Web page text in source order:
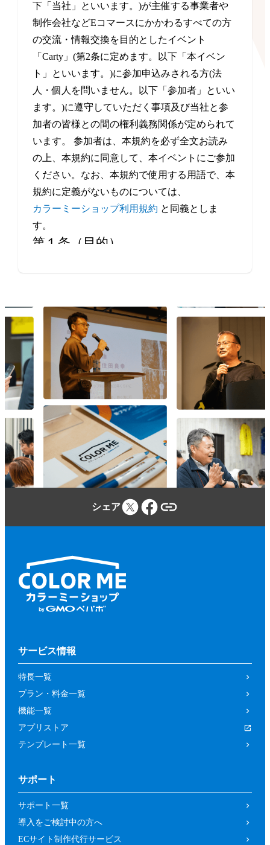
下「当社」といいます。)が主催する事業者や
制作会社などEコマースにかかわるすべての方
の交流・情報交換を目的としたイベント
「Carty」(第2条に定めます。以下「本イベン
ト」といいます。)に参加申込みされる方(法
人・個人を問いません。以下「参加者」といい
ます。)に遵守していただく事項及び当社と参
加者の皆様との間の権利義務関係が定められて
います。 参加者は、本規約を必ず全文お読み
の上、本規約に同意して、本イベントにご参加
ください。なお、本規約で使用する用語で、本
規約に定義がないものについては、
カラーミーショップ利用規約 と同義としま
す。
第１条（目的）
Eコマースにかかわるすべての方の交流・情報
第２条（本イベントの開催日程）
本イベントの開催場所（オンラインによる開催
を含みます。）、開催日時等は、本サービスの
ウェブサイト上で定めます。
第３条（規約の履行）
参加者は、カラーミーショップ利用規約、
本規約、本イベントに関する当社のウェブ
サイトに定める事項及び本イベントの開催
場所・施設等の定める規程等（併せて、以
下「本規約等」といいます。）を遵守しな
ければならないものとします。
おそれがあると当社が判断した場合、当社
（当社が本イベントに関して業務を委託す
て、参加申込みの拒否、参加の取り消しを
いつでもできるものとします。
前項に基づく措置を行う場合、当社は、そ
の理由等を参加者に開示する義務を負わな
第２項に基づく、参加申込みの拒否、参加
の取り消しによって、参加者又は第三者が
被った損害等について、当社は一切の責任
を負わないものとします。
第４条（参加資格）
参加者は、当社所定の方法により申し込み
を行った方であって、本イベントの開催趣
方（法人、個人を問いません。）としま
す。
前項にもかかわらず、以下の各号に該当す
るおそれがあると当社が判断した場合は、
シェア
サービス情報
特長一覧
プラン・料金一覧
機能一覧
アプリストア
テンプレート一覧
サポート
サポート一覧
導入をご検討中の方へ
ECサイト制作代行サービス